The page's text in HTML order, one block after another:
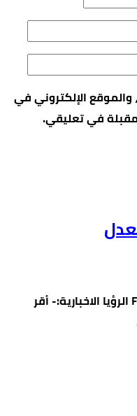
الإلكتروني في
في تعليقي.
Facebook Twitter Pinterest LinkedIn الرؤيا الاخبارية:- أقر